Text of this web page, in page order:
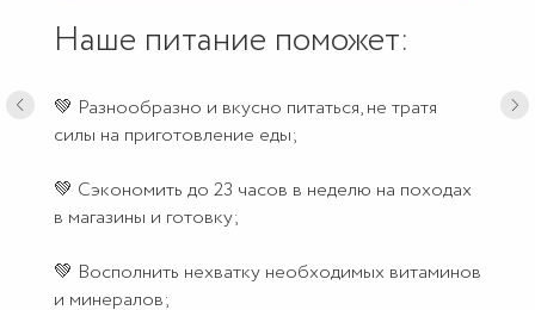
Наше питание поможет:
💚 Разнообразно и вкусно питаться, не тратя
силы на приготовление еды;
💚 Сэкономить до 23 часов в неделю на походах
в магазины и готовку;
💚 Восполнить нехватку необходимых витаминов
и минералов;